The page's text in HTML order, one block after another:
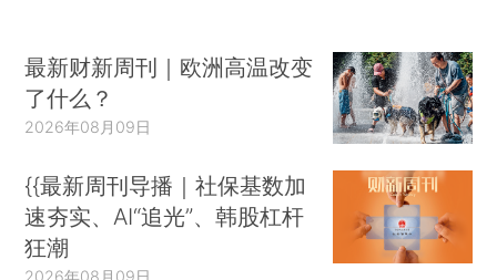
最新财新周刊｜欧洲高温改变
了什么？
2026年08月09日
{{最新周刊导播｜社保基数加
速夯实、AI“追光”、韩股杠杆
狂潮